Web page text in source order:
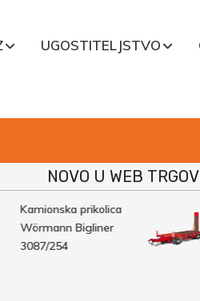
UGOSTITELJSTVO
NOVO U WEB
Kamionska prikolica
Wörmann Bigliner
3087/254